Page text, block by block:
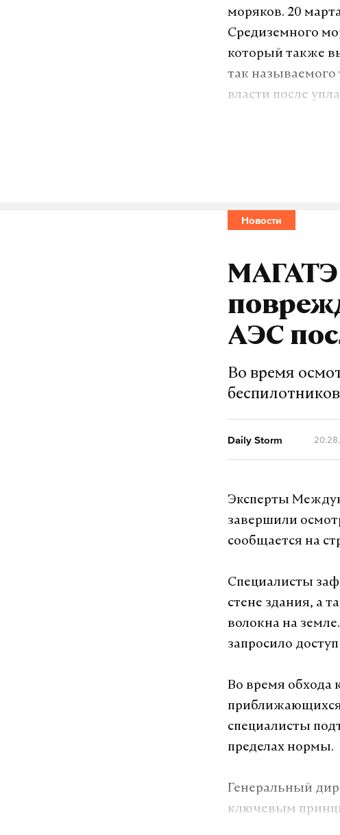
моряков. 20
Средиземного
который также
так называемого
власти после
Анна Иванова
Новости
МАГАТЭ
АЭС
Во время
Daily Storm
Эксперты
завершили
сообщается на
Специалисты
стене здания, а
волокна на
запросило
Во время обхода
приближающихся
специалисты
пределах нормы.
Генеральный
ключевым